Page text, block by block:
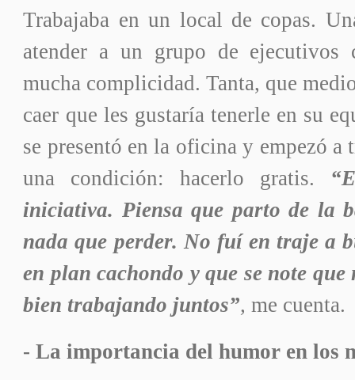
Trabajaba en un local de copas.
atender a un grupo de ejecutivos
mucha complicidad. Tanta, que
caer que les gustaría tenerle en su
se presentó en la oficina y empezó a
una condición: hacerlo gratis. “
iniciativa. Piensa que parto de la
nada que perder. No fuí en traje a
en plan cachondo y que se note
bien trabajando juntos”,me cuenta.
- La importancia del humor en los